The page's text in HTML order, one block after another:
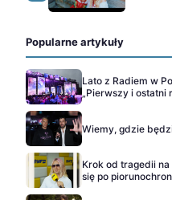
Popularne artykuły
Lato z Radiem w
„Pierwszy i ostatni
Wiemy, gdzie
Krok od tragedii na
się po